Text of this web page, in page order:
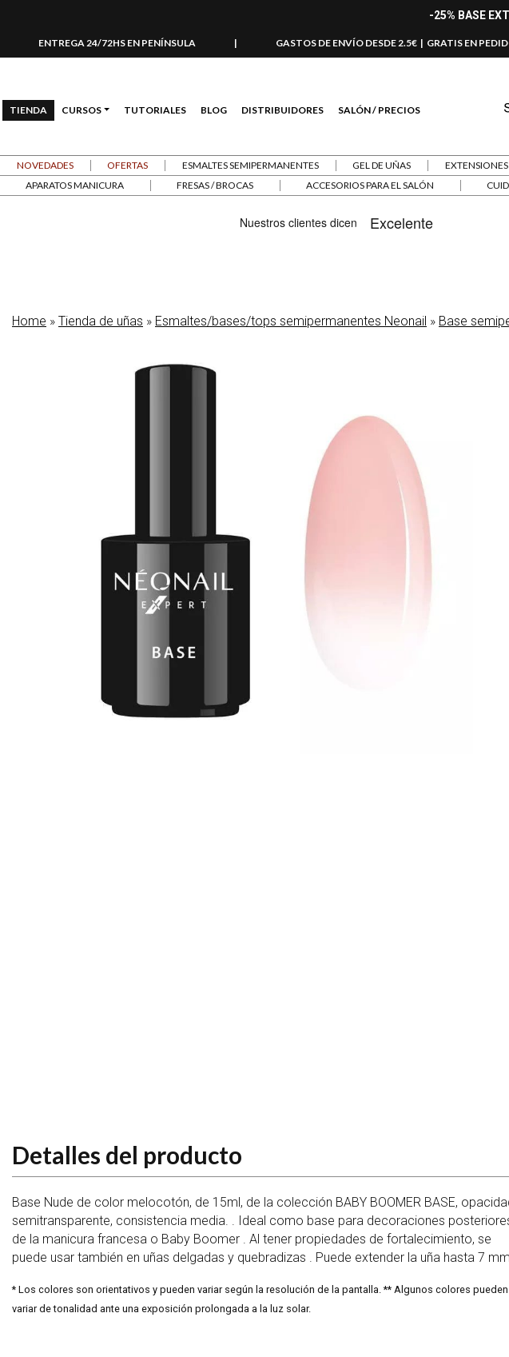
-25% BASE
ENTREGA 24/72HS EN PENÍNSULA | GASTOS DE ENVÍO DESDE 2.5€ | GRATIS EN
TIENDA CURSOS TUTORIALES BLOG DISTRIBUIDORES SALÓN / PRECIOS
NOVEDADES OFERTAS ESMALTES SEMIPERMANENTES GEL DE UÑAS
APARATOS MANICURA
FRESAS / BROCAS ACCESORIOS PARA EL SALÓN
Home » Tienda de uñas » Esmaltes/bases/tops semipermanentes Neonail » Base
Detalles del producto
Base Nude de color melocotón, de 15ml, de la colección BABY BOOMER BASE,
semitransparente, consistencia media. . Ideal como base para decoraciones
de la manicura francesa o Baby Boomer . Al tener propiedades de fortalecimiento, se
puede usar también en uñas delgadas y quebradizas . Puede extender la uña hasta 7 mm
* Los colores son orientativos y pueden variar según la resolución de la pantalla. ** Algunos colores pueden
variar de tonalidad ante una exposición prolongada a la luz solar.